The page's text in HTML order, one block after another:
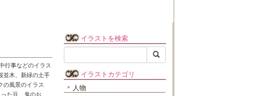
行事などのイラス
並木、新緑の土手
の風景のイラス
た豆、鬼のお
イラストを検索
イラストカテゴリ
人物